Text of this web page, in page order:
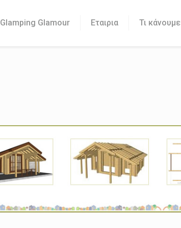
Glamping Glamour Εταιρια Τι κάνουμε